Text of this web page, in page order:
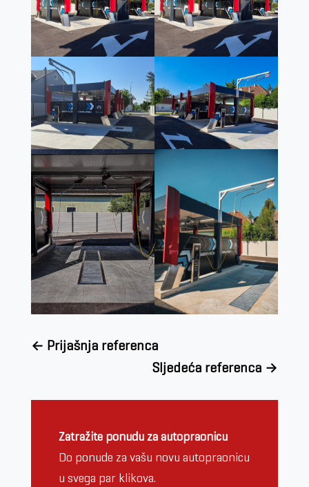
← Prijašnja referenca
Sljedeća referenca →
Zatražite ponudu za autopraonicu
Do ponude za vašu novu autopraonicu
u svega par klikova.